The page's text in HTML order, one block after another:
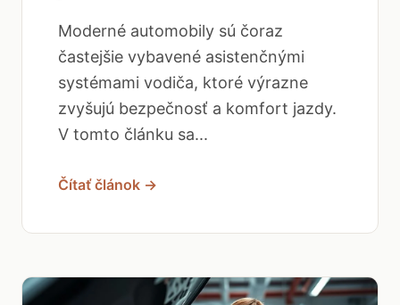
Moderné automobily sú čoraz
častejšie vybavené asistenčnými
systémami vodiča, ktoré výrazne
zvyšujú bezpečnosť a komfort jazdy.
V tomto článku sa...
Čítať článok →